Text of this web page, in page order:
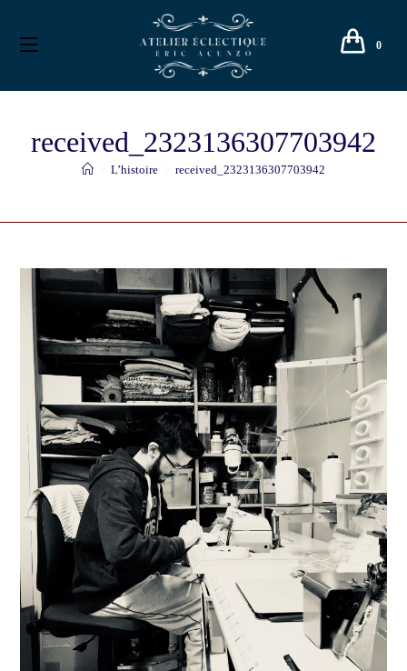
0
received_2323136307703942
L’histoire received_2323136307703942